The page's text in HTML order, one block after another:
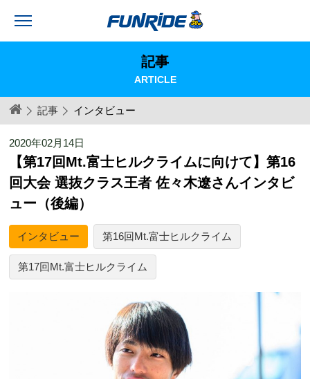
記事
ARTICLE
記事 インタビュー
2020年02月14日
【第17回Mt.富士ヒルクライムに向けて】第16
回大会 選抜クラス王者 佐々木遼さんインタビ
ュー（後編）
インタビュー 第16回Mt.富士ヒルクライム
第17回Mt.富士ヒルクライム